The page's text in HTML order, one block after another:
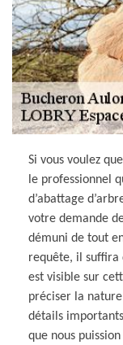
Si vous voulez
le professionnel
d’abattage
votre demande
démuni de tout
requête, il
est visible sur
préciser la
détails
que nous